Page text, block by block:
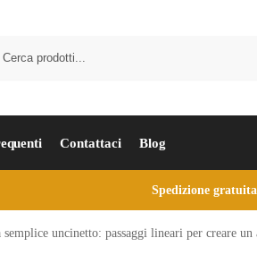
Contattaci Blog
Spedizione
uncinetto: passaggi lineari per creare un